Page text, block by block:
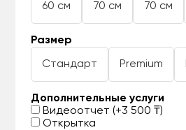
60 см 70 см 70 см
Размер
Стандарт Premium
Дополнительные услуги
Видеоотчет (+3 500 ₸)
Открытка